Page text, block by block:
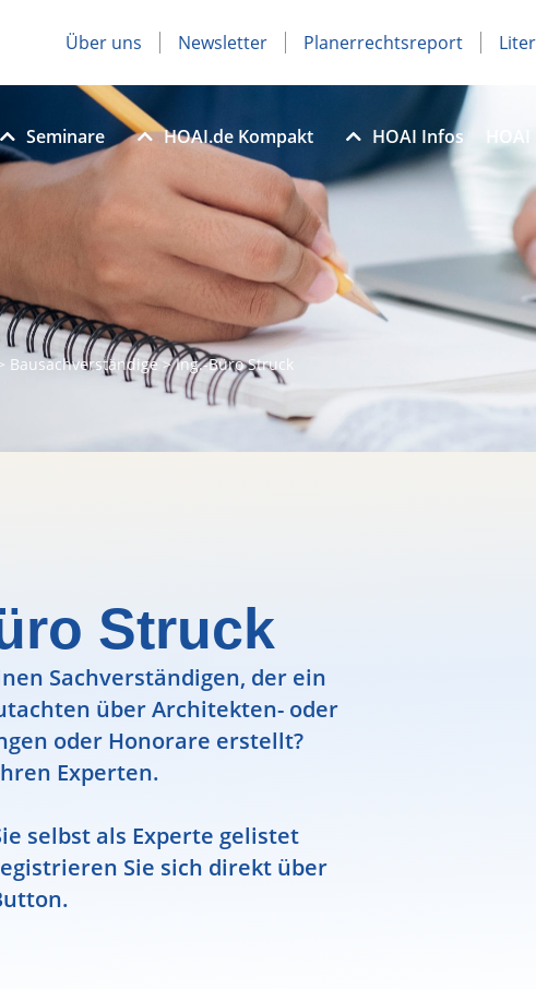
Über uns Newsletter Planerrechtsreport
Seminare HOAI.de Kompakt HOAI Infos
Bausachverständige>Ing.-Büro Struck
Struck
Sachverständigen, der ein
über Architekten- oder
oder Honorare erstellt?
Experten.
selbst als Experte gelistet
Sie sich direkt über